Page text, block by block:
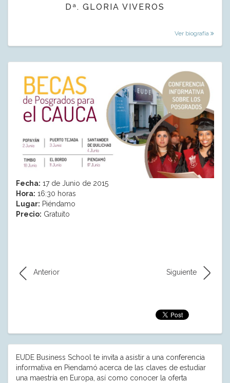
Dª. GLORIA VIVEROS
Ver biografía
Fecha: 17 de Junio de 2015
Hora: 16:30 horas
Lugar: Piéndamo
Precio: Gratuito
Anterior Siguiente
EUDE Business School te invita a asistir a una conferencia
informativa en Piendamó acerca de las claves de estudiar
una maestría en Europa, así como conocer la oferta